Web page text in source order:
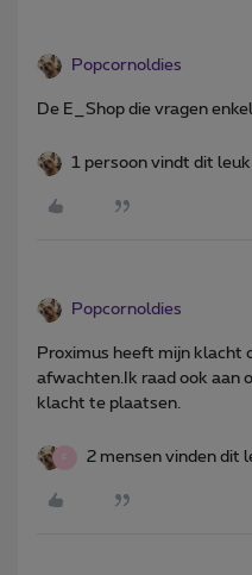
Popcornoldies
De E_Shop die vragen
1 persoon vindt dit leuk
Popcornoldies
Proximus heeft mijn klacht
afwachten.Ik raad ook aan
klacht te plaatsen.
2 mensen vinden dit